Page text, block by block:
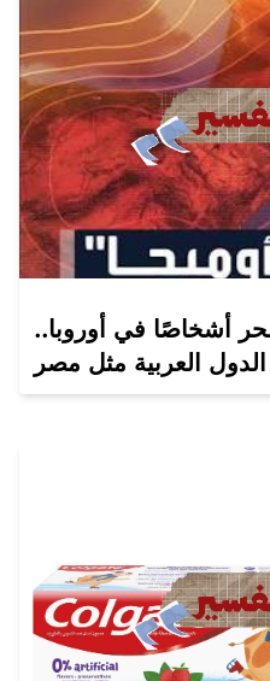
أشخاصًا في أوروبا..